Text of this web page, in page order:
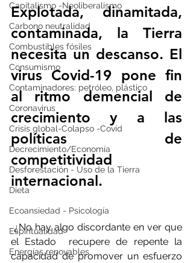
Capitalismo -Neoliberalismo
Carbono neutralidad
Combustibles fósiles
Consumismo
Contaminadores: petróleo, plástico
Coronavirus
Crisis global-Colapso -Covid
Decrecimiento/Economía
Desforestación - Uso de la Tierra
Dieta
Ecoansiedad - Psicología
Espiritualidad
Energías renovables
Explotada, dinamitada,
contaminada, la Tierra
necesita un descanso. El
virus Covid-19 pone fin
al ritmo demencial de
crecimiento y a las
políticas de
competitividad
internacional.
¿No hay algo discordante en ver que
el Estado  recupere de repente la
capacidad de promover un esfuerzo